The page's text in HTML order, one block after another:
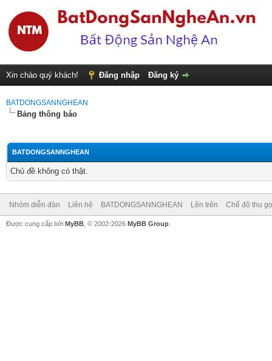
Xin chào quý khách! Đăng nhập Đăng ký
BATDONGSANNGHEAN
Bảng thông báo
BATDONGSANNGHEAN
Chủ đề không có thật.
Nhóm diễn đàn Liên hệ BATDONGSANNGHEAN Lên trên Chế độ thu
Được cung cấp bởi MyBB , © 2002-2026 MyBB Group